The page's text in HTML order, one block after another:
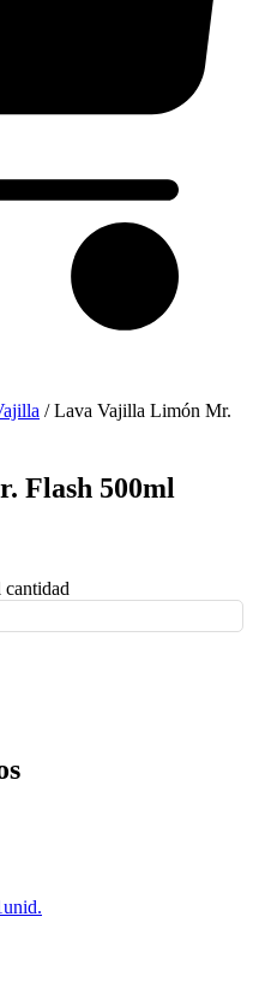
/ Lava Vajilla Limón Mr.
Flash 500ml